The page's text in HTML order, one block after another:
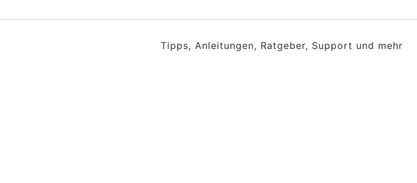
Tipps, Anleitungen, Ratgeber, Support und mehr